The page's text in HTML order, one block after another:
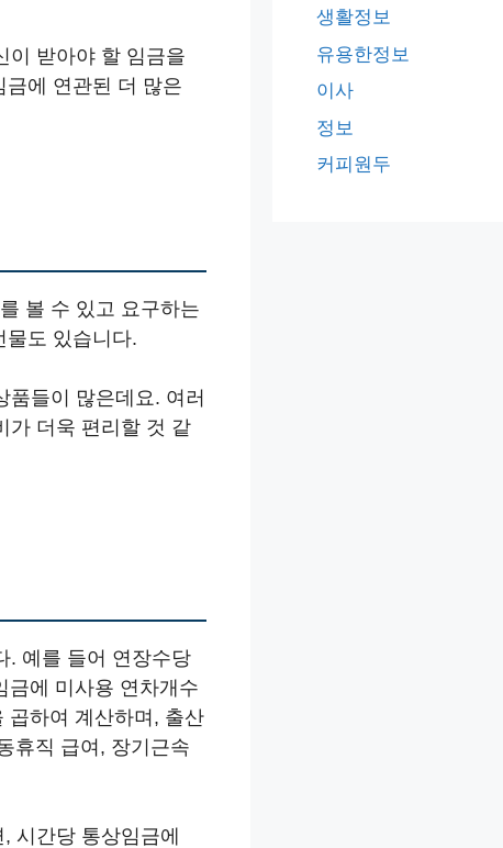
이 받아야 할 임금을
에 연관된 더 많은
볼 수 있고 요구하는
물도 있습니다.
품들이 많은데요. 여러
가 더욱 편리할 것 같
. 예를 들어 연장수당
금에 미사용 연차개수
곱하여 계산하며, 출산
휴직 급여, 장기근속
시간당 통상임금에
생활정보
유용한정보
이사
정보
커피원두